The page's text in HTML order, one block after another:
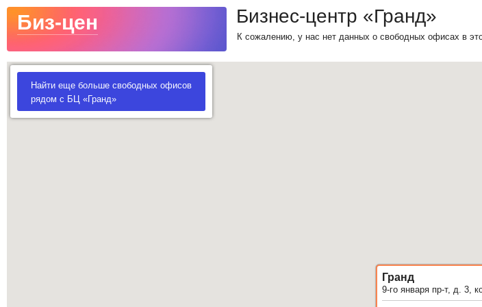
Биз-цен Бизнес-центр «Гранд»
К сожалению, у нас нет данных о свободных офисах в
Гранд
9-го января пр-т, д. 3,
Найти еще больше свободных офисов
рядом с БЦ «Гранд»